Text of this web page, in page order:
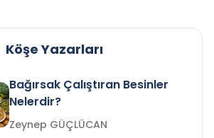
Köşe Yazarları
Bağırsak Çalıştıran Besinler
Nelerdir?
Zeynep GÜÇLÜCAN